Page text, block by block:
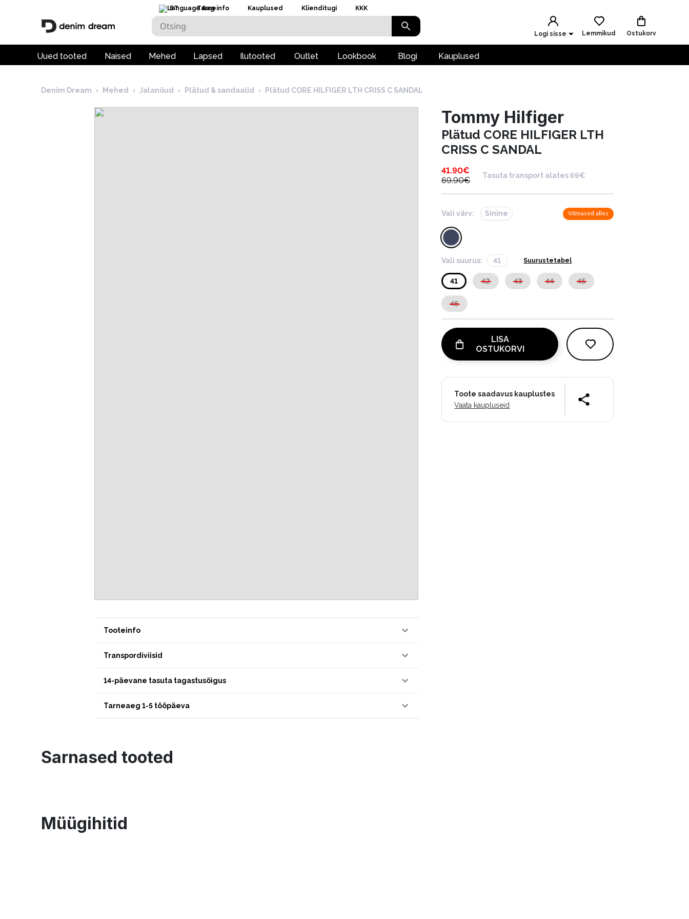
ET Tarneinfo Kauplused Klienditugi KKK
Logi sisse Lemmikud Ostukorv
Uued tooted Naised Mehed Lapsed Ilutooted Outlet Lookbook Blogi Kauplused
Denim Dream › Mehed › Jalanõud › Plätud & sandaalid › Plätud CORE HILFIGER LTH CRISS C SANDAL
Tooteinfo
Transpordiviisid
14-päevane tasuta tagastusõigus
Tarneaeg 1-5 tööpäeva
Tommy Hilfiger
Plätud CORE HILFIGER LTH
CRISS C SANDAL
41.90€
69.90€
Tasuta transport alates 69€
Vali värv: Sinine Viimased alles
Vali suurus: 41 Suurustetabel
41 42 43 44 45
46
LISA
OSTUKORVI
Toote saadavus kauplustes
Vaata kaupluseid
Sarnased tooted
Müügihitid